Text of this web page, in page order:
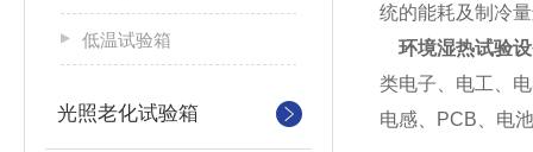
低温试验箱
光照老化试验箱
统的能耗及制冷
环境湿热试验
类电子、电工、
电感、PCB、电